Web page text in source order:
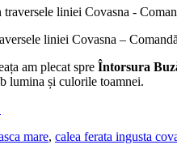
liniei Covasna –
am plecat spre Întorsura
lumina și culorile toamnei.
mare, calea ferata ingusta